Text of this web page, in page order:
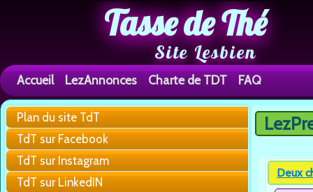
Tasse de Thé
Site Lesbien
Accueil LezAnnonces Charte de TDT FAQ
Plan du site TdT
TdT sur Facebook
TdT sur Instagram
TdT sur LinkedIN
Vous
Deux